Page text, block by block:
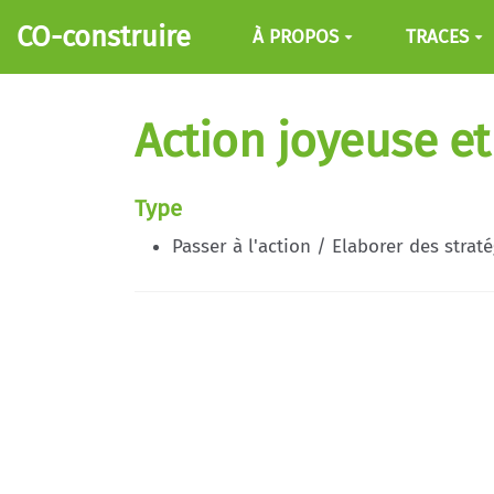
Aller au contenu principal
CO-construire À PROPOS TRACES
Action joyeuse
Type
Passer à l'action / Elaborer des